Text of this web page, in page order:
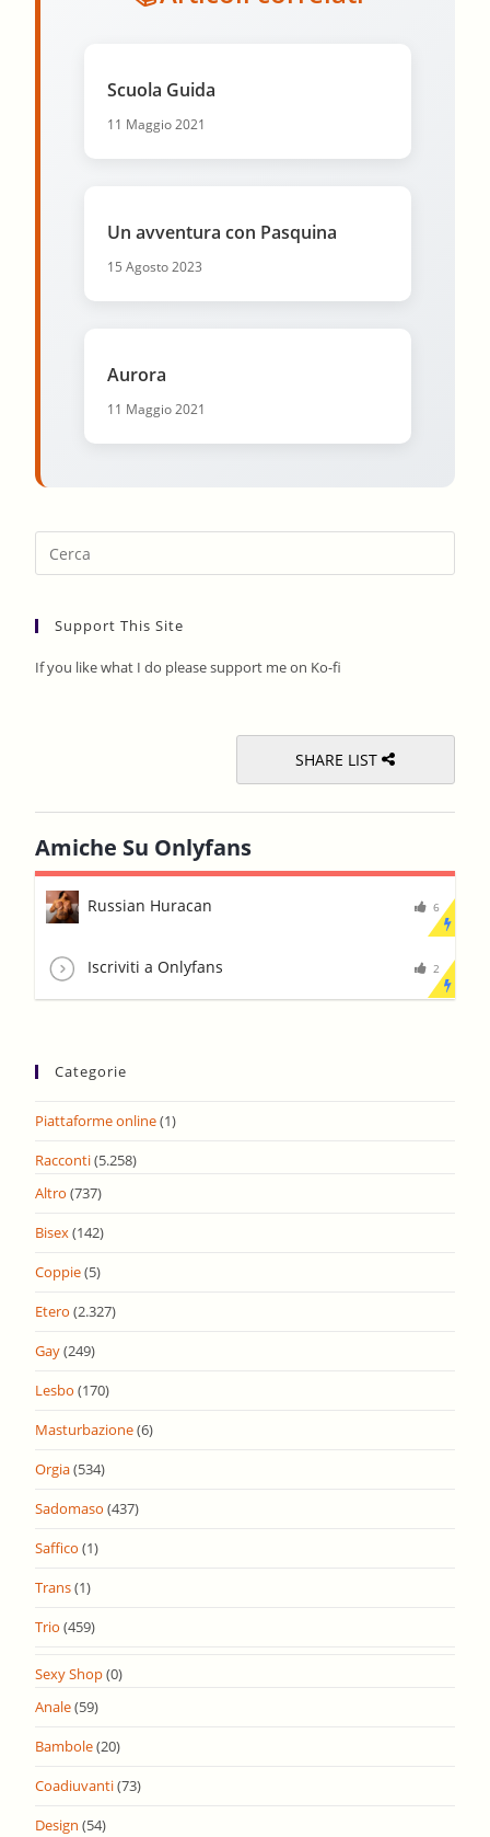
Scuola Guida
11 Maggio 2021
Un avventura con Pasquina
15 Agosto 2023
Aurora
11 Maggio 2021
Support This Site
If you like what I do please support me on Ko-fi
SHARE LIST
Amiche Su Onlyfans
Russian Huracan 6
Iscriviti a Onlyfans 2
Categorie
Piattaforme online(1)
Racconti(5.258)
Altro (737)
Bisex(142)
Coppie(5)
Etero (2.327)
Gay(249)
Lesbo (170)
Masturbazione(6)
Orgia(534)
Sadomaso (437)
Saffico (1)
Trans(1)
Trio (459)
Sexy Shop(0)
Anale(59)
Bambole(20)
Coadiuvanti(73)
Design (54)